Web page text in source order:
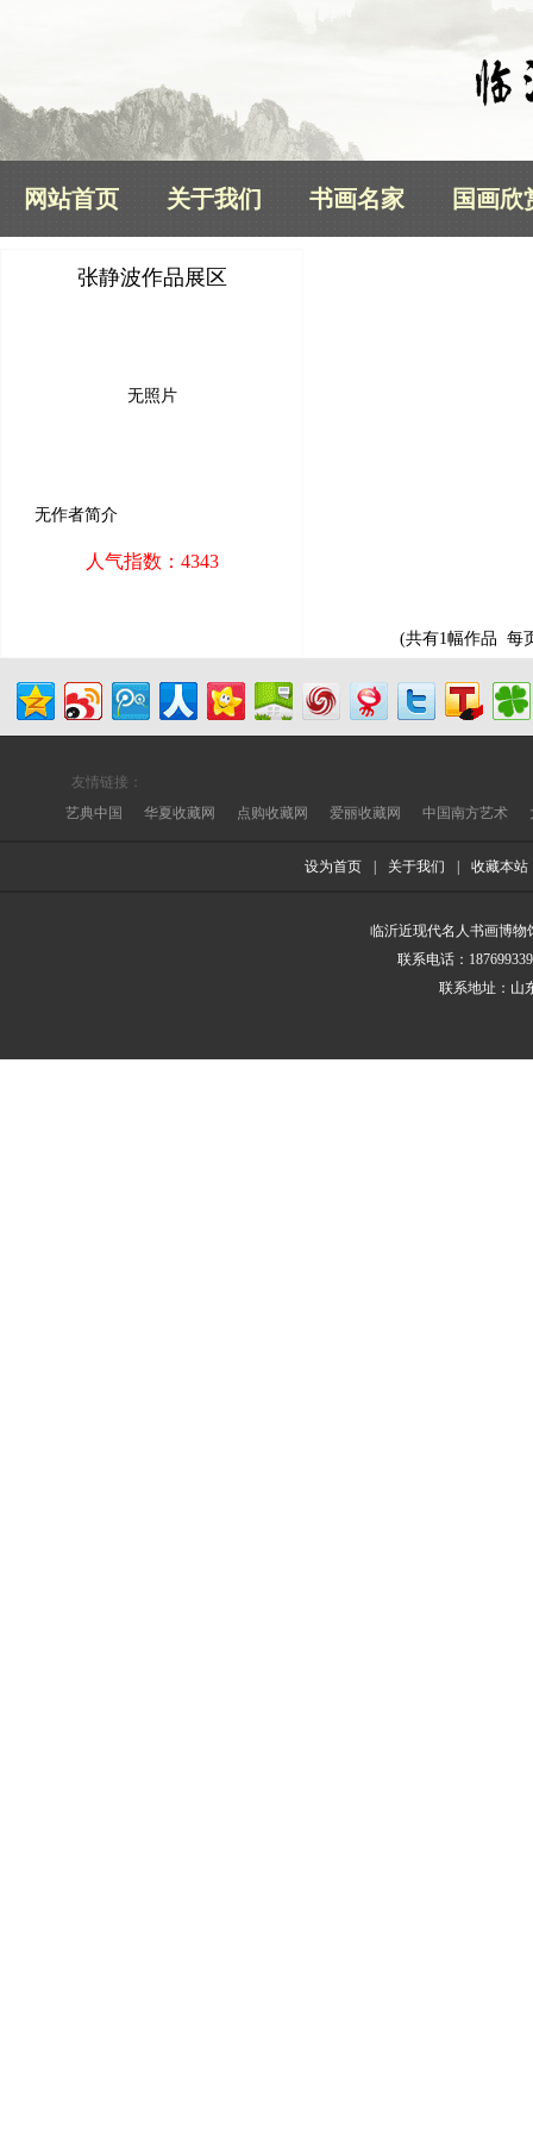
网站首页 关于我们 书画名家 国画欣
张静波作品展区
无照片
无作者简介
人气指数：4343
(共有1幅作品 每
友情链接：
艺典中国
华夏收藏网 点购收藏网 爱丽收藏网 中国南方艺术
设为首页 关于我们 收藏本站
临沂近现代名人书画博物
联系电话：
联系地址：山